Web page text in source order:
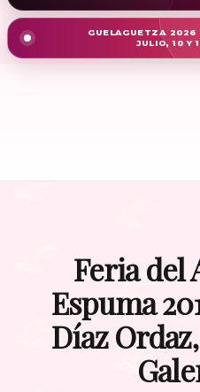
GUELAGUETZA 2026
JULIO, 10 Y
Feria del
Espuma
Díaz